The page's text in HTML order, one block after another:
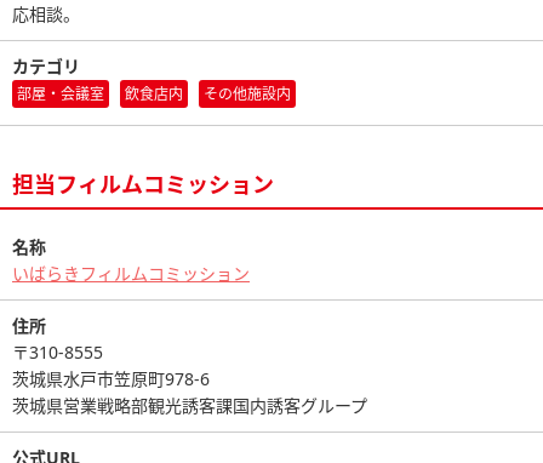
応相談。
カテゴリ
部屋・会議室 飲食店内 その他施設内
担当フィルムコミッション
名称
いばらきフィルムコミッション
住所
〒310-8555
茨城県水戸市笠原町978-6
茨城県営業戦略部観光誘客課国内誘客グループ
公式URL